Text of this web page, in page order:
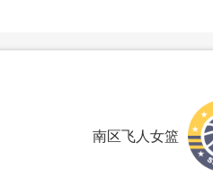
南区飞人女篮